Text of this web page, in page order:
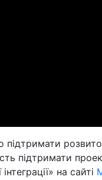
підтримати
на сайті